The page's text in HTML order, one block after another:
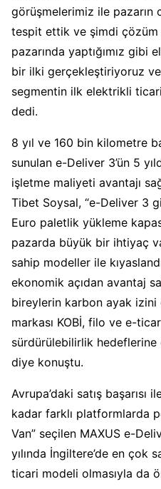
görüşmelerimiz ile pazarın
tespit ettik ve şimdi çözüm
pazarında yaptığımız
bir ilki gerçekleştiriyoruz
segmentin ilk elektrikli
dedi.
8 yıl ve 160 bin kilometre
sunulan e-Deliver 3’ün 5
işletme maliyeti avantajı
Tibet Soysal, “e-Deliver 3
Euro paletlik yükleme
pazarda büyük bir ihtiyaç
sahip modeller ile
ekonomik açıdan avantaj
bireylerin karbon ayak izini
markası KOBİ, filo ve e-
sürdürülebilirlik hedeflerine
diye konuştu.
Avrupa’daki satış başarısı
kadar farklı platformlarda
Van” seçilen MAXUS e-
yılında İngiltere’de en çok
ticari modeli olmasıyla da